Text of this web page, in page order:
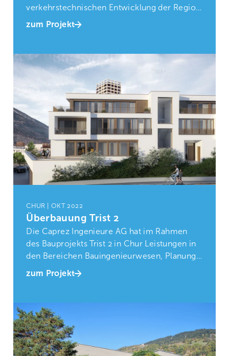
verkehrstechnischen Entwicklung der Region
Chur.
zum Projekt
CHUR | OKT 2022
Überbauung Trist 2
Die Caprez Ingenieure AG hat im Rahmen
des Bauprojekts Trist 2 in Chur Leistungen in
den Bereichen Bauingenieurwesen, Planung
und Fachbauleitung erbracht
zum Projekt